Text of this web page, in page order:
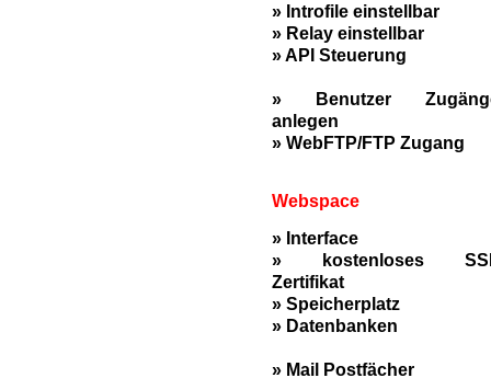
» Introfile einstellbar
» Relay einstellbar
» API Steuerung
» Benutzer
anlegen
» WebFTP/FTP Zugang
Webspace
» Interface
» kostenloses
Zertifikat
» Speicherplatz
» Datenbanken
» Mail Postfächer